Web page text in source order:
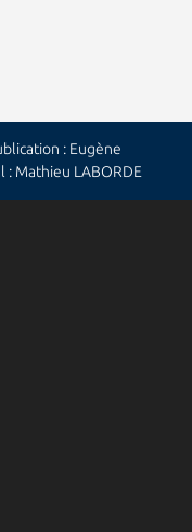
: Eugène
Mathieu LABORDE